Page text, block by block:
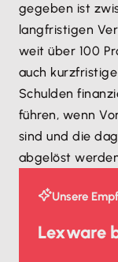
gegeben ist
langfristigen
weit über 100
auch
Schulden
führen, wenn
sind und die
abgelöst
Unsere
Lexware